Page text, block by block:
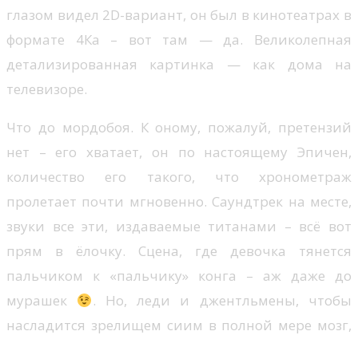
глазом видел 2D-вариант, он был в кинотеатрах в
формате 4Ка – вот там — да. Великолепная
детализированная картинка — как дома на
телевизоре.
Что до мордобоя. К оному, пожалуй, претензий
нет – его хватает, он по настоящему Эпичен,
количество его такого, что хронометраж
пролетает почти мгновенно. Саундтрек на месте,
звуки все эти, издаваемые титанами – всё вот
прям в ёлочку. Сцена, где девочка тянется
пальчиком к «пальчику» конга – аж даже до
мурашек
. Но, леди и джентльмены, чтобы
насладится зрелищем сиим в полной мере мозг,